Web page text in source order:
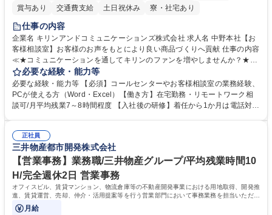
賞与あり 交通費支給 土日祝休み 寮・社宅あり
仕事の内容
企業名 キリンアンドコミュニケーションズ株式会社 求人名 中野本社【お
客様相談室】お客様のお声をもとにより良い商品づくりへ貢献 仕事の内容
≪★コミュニケーションを通してキリンのファンを増やしませんか？★≫
お客様のお声をより良い商品づくりに活かしていく上で、窓口となるお客
様相談室でのお仕事です。 日々お客様からいただくキリングループへのご
意見を、企業活動に活かしています。お客様からの声に迅速かつ誠意をも
って対応、情報提供するとともにグループ内活動に反映しています。 【具
平均100件前後■メール・手紙：同上40件前後 募集職種 中野本社【お客様
相談室】お客様のお声をもとにより良い商品づくりへ貢献
必要な経験・能力等
必要な経験・能力等 【必須】コールセンターやお客様相談室の業務経験、
PCが使える方（Word・Excel）【働き方】在宅勤務・リモートワーク相
談可/月平均残業7～8時間程度 【入社後の研修】着任から1か月は電話対応
すのでご安心ください。 【当社について】キリングループの広報機能を担
う会社として、お客様との出会いを大切にし、磨き上げたホスピタリティ
を込めてコミュニケーションをとりながら広報関連業務を行っておりま
す。 学歴・資格 学歴：大学院 大学 高専 短大 専修学校 高校 語学力： 資
格：
正社員
三井物産都市開発株式会社
【営業事務】業務職/三井物産グループ/平均残業時間10
H/完全週休2日 営業事務
オフィスビル、賃貸マンション、物流倉庫等の不動産開発事業における用地取得、開発推
進、賃貸運営、売却、仲介・活用提案等を行う営業部門において事務業務を担当いただき
ます。
月給